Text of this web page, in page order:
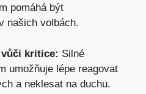
pomáhá být
našich volbách.
kritice: Silné
umožňuje lépe reagovat
a neklesat na duchu.